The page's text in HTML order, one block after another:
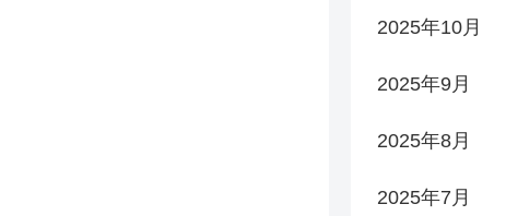
2025年10月
2025年9月
2025年8月
2025年7月